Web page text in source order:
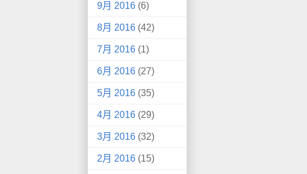
9月 2016 (6)
8月 2016 (42)
7月 2016 (1)
6月 2016 (27)
5月 2016 (35)
4月 2016 (29)
3月 2016 (32)
2月 2016 (15)